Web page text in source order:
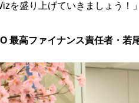
を盛り上げていきましょう！」
最高ファイナンス責任者・若